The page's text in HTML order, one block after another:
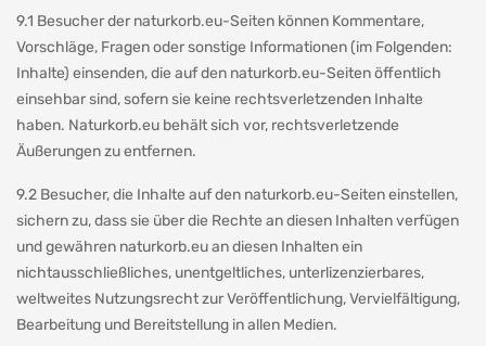
9.1 Besucher der naturkorb.eu-Seiten können Kommentare,
Vorschläge, Fragen oder sonstige Informationen (im Folgenden:
Inhalte) einsenden, die auf den naturkorb.eu-Seiten öffentlich
einsehbar sind, sofern sie keine rechtsverletzenden Inhalte
haben. Naturkorb.eu behält sich vor, rechtsverletzende
Äußerungen zu entfernen.
9.2 Besucher, die Inhalte auf den naturkorb.eu-Seiten einstellen,
sichern zu, dass sie über die Rechte an diesen Inhalten verfügen
und gewähren naturkorb.eu an diesen Inhalten ein
nichtausschließliches, unentgeltliches, unterlizenzierbares,
weltweites Nutzungsrecht zur Veröffentlichung, Vervielfältigung,
Bearbeitung und Bereitstellung in allen Medien.